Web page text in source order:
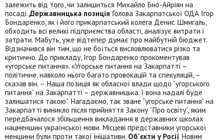
залежить від того, чи залишиться Михайло Бно-Айріян на
посаді. Державницька позиція Голова Закарпатської ОДА Ігор
Бондаренко, як і його прикарпатський колега Денис Шмигаль,
обходить всі великі підприємства області, аналізує витрати і
затрати. Мабуть, уже відтепер думає про майбутній бюджет.
Відзначився він тим, що не боїться висловлюватися різко та
критично. До прикладу, Ігор Бондаренко прокоментував
«угорське питання». «Угорське питання на Закарпатті –
політичне, навколо нього багато провокацій та спекуляцій, –
сказав він. – Наша позиція як обласної влади щодо “угорського
питання” на Закарпатті – державницька. І вона надалі буде
залишатися такою”. Нагадаємо, так зване “угорське питання” на
Закарпатті виникло після прийняття Закону “Про освіту”, яким
передбачалося збільшення викладання в державних школах
нацменшин української мови. Місцеві представники угорської
меншини були проти такої ініціативи. Об’єкти у Росії Новим